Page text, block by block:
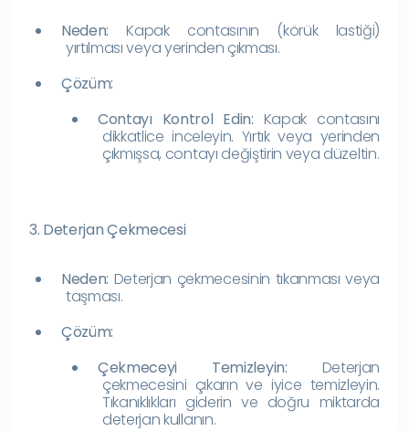
Neden: Kapak contasının (körük lastiği)
yırtılması veya yerinden çıkması.
Çözüm:
Contayı Kontrol Edin: Kapak contasını
dikkatlice inceleyin. Yırtık veya yerinden
çıkmışsa, contayı değiştirin veya düzeltin.
3. Deterjan Çekmecesi
Neden: Deterjan çekmecesinin tıkanması veya
taşması.
Çözüm:
Çekmeceyi Temizleyin: Deterjan
çekmecesini çıkarın ve iyice temizleyin.
Tıkanıklıkları giderin ve doğru miktarda
deterjan kullanın.